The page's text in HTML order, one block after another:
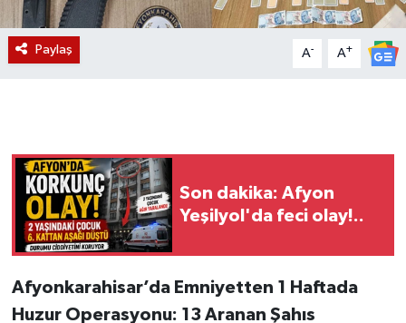
Paylaş A- A+
Son dakika: Afyon
Yeşilyol'da feci olay!..
Afyonkarahisar’da Emniyetten 1 Haftada
Huzur Operasyonu: 13 Aranan Şahıs